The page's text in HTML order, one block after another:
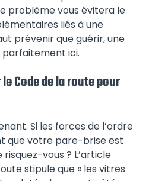
problème vous évitera le
liés à une
prévenir que guérir, une
parfaitement ici.
Code de la route pour
Si les forces de l’ordre
que votre pare-brise est
vous ? L’article
stipule que « les vitres